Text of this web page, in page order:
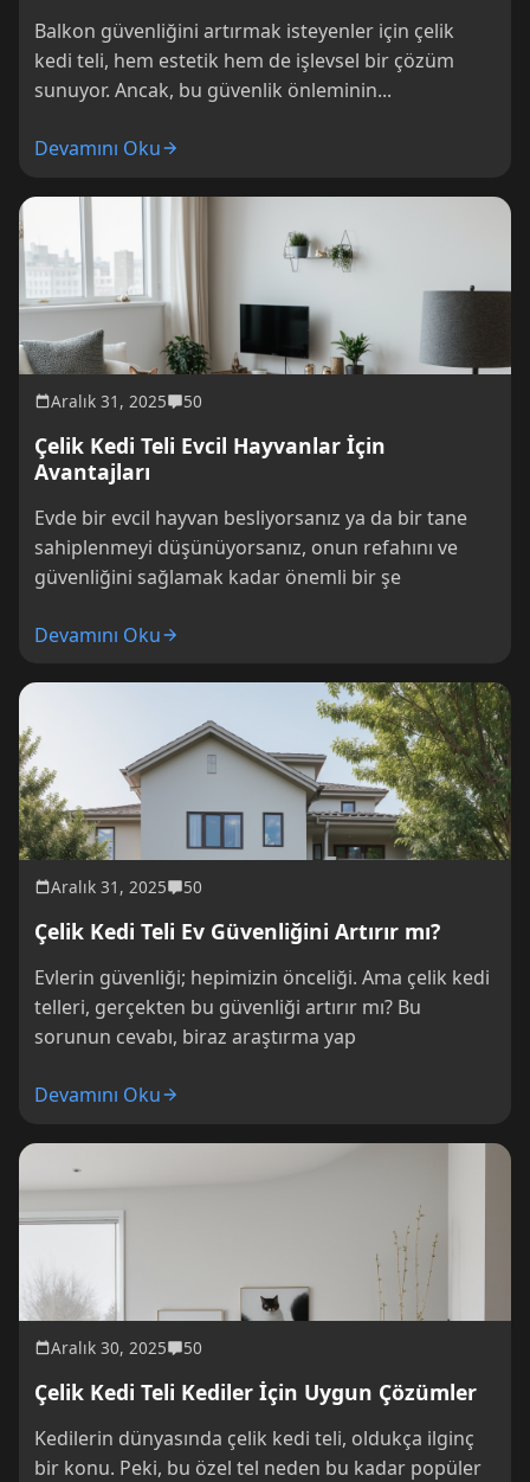
Balkon güvenliğini artırmak isteyenler için çelik
kedi teli, hem estetik hem de işlevsel bir çözüm
sunuyor. Ancak, bu güvenlik önleminin...
Devamını Oku
Aralık 31, 2025 50
Çelik Kedi Teli Evcil Hayvanlar İçin
Avantajları
Evde bir evcil hayvan besliyorsanız ya da bir tane
sahiplenmeyi düşünüyorsanız, onun refahını ve
güvenliğini sağlamak kadar önemli bir şe
Devamını Oku
Aralık 31, 2025 50
Çelik Kedi Teli Ev Güvenliğini Artırır mı?
Evlerin güvenliği; hepimizin önceliği. Ama çelik kedi
telleri, gerçekten bu güvenliği artırır mı? Bu
sorunun cevabı, biraz araştırma yap
Devamını Oku
Aralık 30, 2025 50
Çelik Kedi Teli Kediler İçin Uygun Çözümler
Kedilerin dünyasında çelik kedi teli, oldukça ilginç
bir konu. Peki, bu özel tel neden bu kadar popüler